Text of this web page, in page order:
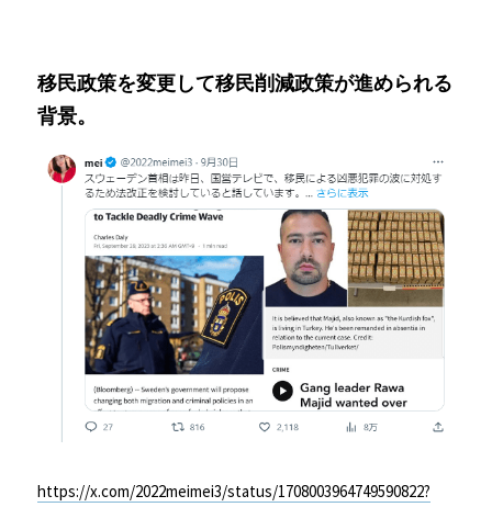
移民政策を変更して移民削減政策が進められる
背景。
https://x.com/2022meimei3/status/1708003964749590822?